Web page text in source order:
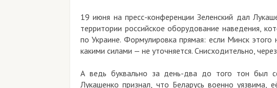
19 июня на пресс-конференции Зеленский дал
территории российское оборудование наведения,
по Украине. Формулировка прямая: если Минск этого
какими силами — не уточняется. Снисходительно, через
А ведь буквально за день-два до того тон был
Лукашенко признал, что Беларусь военно уязвима, её